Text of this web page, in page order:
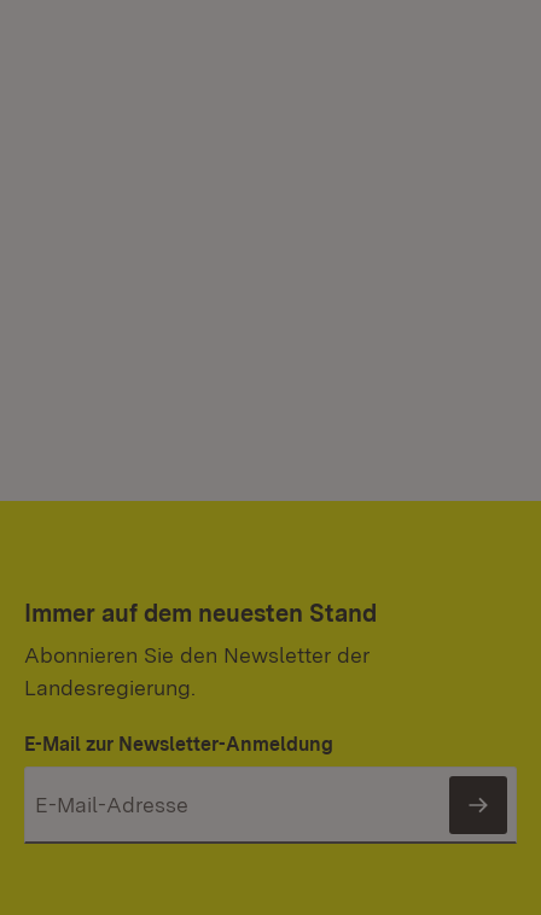
Immer auf dem neuesten Stand
Abonnieren Sie den Newsletter der
Landesregierung.
E-Mail zur Newsletter-Anmeldung